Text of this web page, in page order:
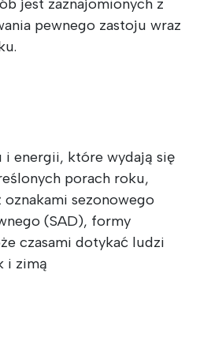
jest zaznajomionych z
pewnego zastoju wraz
i energii, które wydają się
porach roku,
sezonowego
(SAD), formy
czasami dotykać ludzi
i zimą